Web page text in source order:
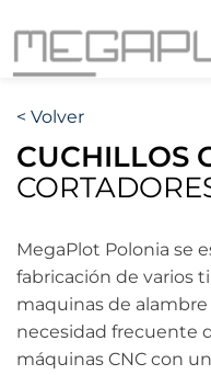
< Volver
CUCHILLOS
MegaPlot Polonia se
fabricación de varios
maquinas de
necesidad frecuente
máquinas CNC con